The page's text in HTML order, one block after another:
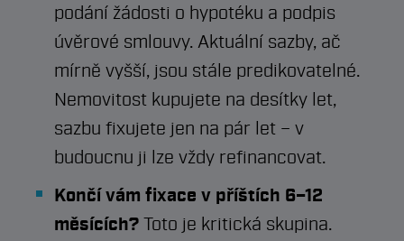
podání žádosti o hypotéku a podpis
úvěrové smlouvy. Aktuální sazby, ač
mírně vyšší, jsou stále predikovatelné.
Nemovitost kupujete na desítky let,
sazbu fixujete jen na pár let – v
budoucnu ji lze vždy refinancovat.
Končí vám fixace v příštích 6–12
měsících? Toto je kritická skupina.